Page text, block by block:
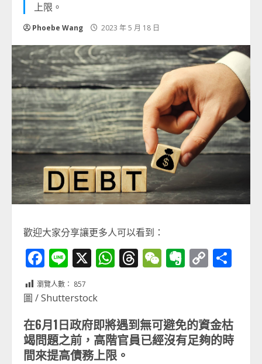
上限。
Phoebe Wang 2023 年 5 月 18 日
歡迎大家分享讓更多人可以看到：
Facebook
Line
X WhatsApp
Threads
WeChat
Evernote
Copy
瀏覽人數： 857
圖 / Shutterstock
在6月1日政府即將遇到無可避免的資金枯
竭問題之前，高階官員已經沒有足夠的時
間來提高債務上限。